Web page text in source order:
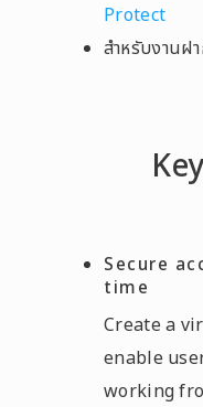
Protect
สำหรับงานฝ
Secure
time
Create a
enable
working